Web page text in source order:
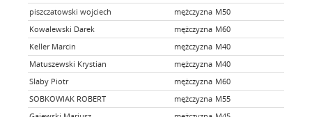
piszczatowski wojciech
mężczyzna M50
Kowalewski Darek
mężczyzna M60
Keller Marcin
mężczyzna M40
Matuszewski Krystian
mężczyzna M40
Slaby Piotr
mężczyzna M60
SOBKOWIAK ROBERT
mężczyzna M55